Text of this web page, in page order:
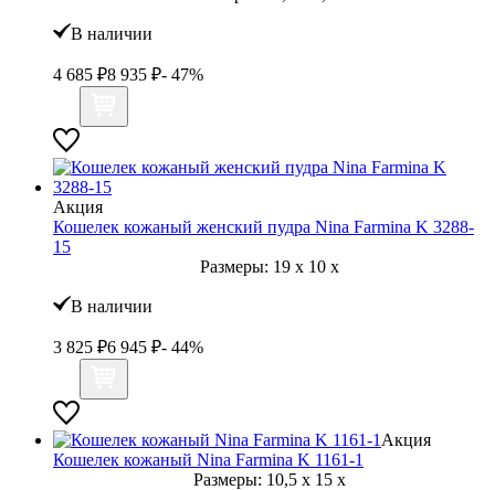
В наличии
4 685 ₽8 935 ₽- 47%
Акция
Кошелек кожаный женский пудра Nina Farmina K 3288-
15
Размеры: 19 x 10 x
В наличии
3 825 ₽6 945 ₽- 44%
Акция
Кошелек кожаный Nina Farmina K 1161-1
Размеры: 10,5 x 15 x